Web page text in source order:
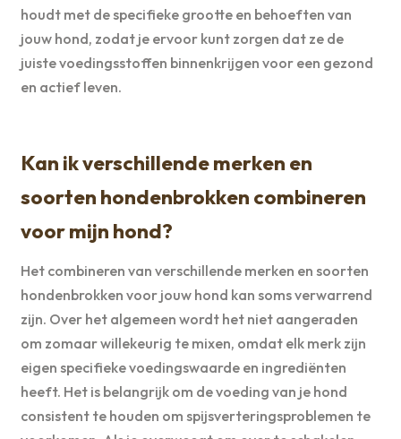
houdt met de specifieke grootte en behoeften van
jouw hond, zodat je ervoor kunt zorgen dat ze de
juiste voedingsstoffen binnenkrijgen voor een gezond
en actief leven.
Kan ik verschillende merken en
soorten hondenbrokken combineren
voor mijn hond?
Het combineren van verschillende merken en soorten
hondenbrokken voor jouw hond kan soms verwarrend
zijn. Over het algemeen wordt het niet aangeraden
om zomaar willekeurig te mixen, omdat elk merk zijn
eigen specifieke voedingswaarde en ingrediënten
heeft. Het is belangrijk om de voeding van je hond
consistent te houden om spijsverteringsproblemen te